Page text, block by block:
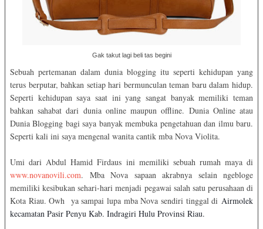
Gak takut lagi beli tas begini
Sebuah pertemanan dalam dunia blogging itu seperti kehidupan yang
terus berputar, bahkan setiap hari bermunculan teman baru dalam hidup.
Seperti kehidupan saya saat ini yang sangat banyak memiliki teman
bahkan sahabat dari dunia online maupun offline. Dunia Online atau
Dunia Blogging bagi saya banyak membuka pengetahuan dan ilmu baru.
Seperti kali ini saya mengenal wanita cantik mba Nova Violita.
Umi dari Abdul Hamid Firdaus ini memiliki sebuah rumah maya di
www.novanovili.com. Mba Nova sapaan akrabnya selain ngebloge
memiliki kesibukan sehari-hari menjadi pegawai salah satu perusahaan di
Kota Riau. Owh ya sampai lupa mba Nova sendiri tinggal di Airmolek
kecamatan Pasir Penyu Kab. Indragiri Hulu Provinsi Riau.